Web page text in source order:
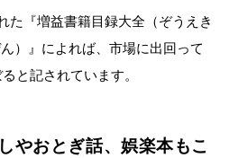
た『増益書籍目録大全（ぞうえき
）』によれば、市場に出回って
と記されています。
やおとぎ話、娯楽本もこ